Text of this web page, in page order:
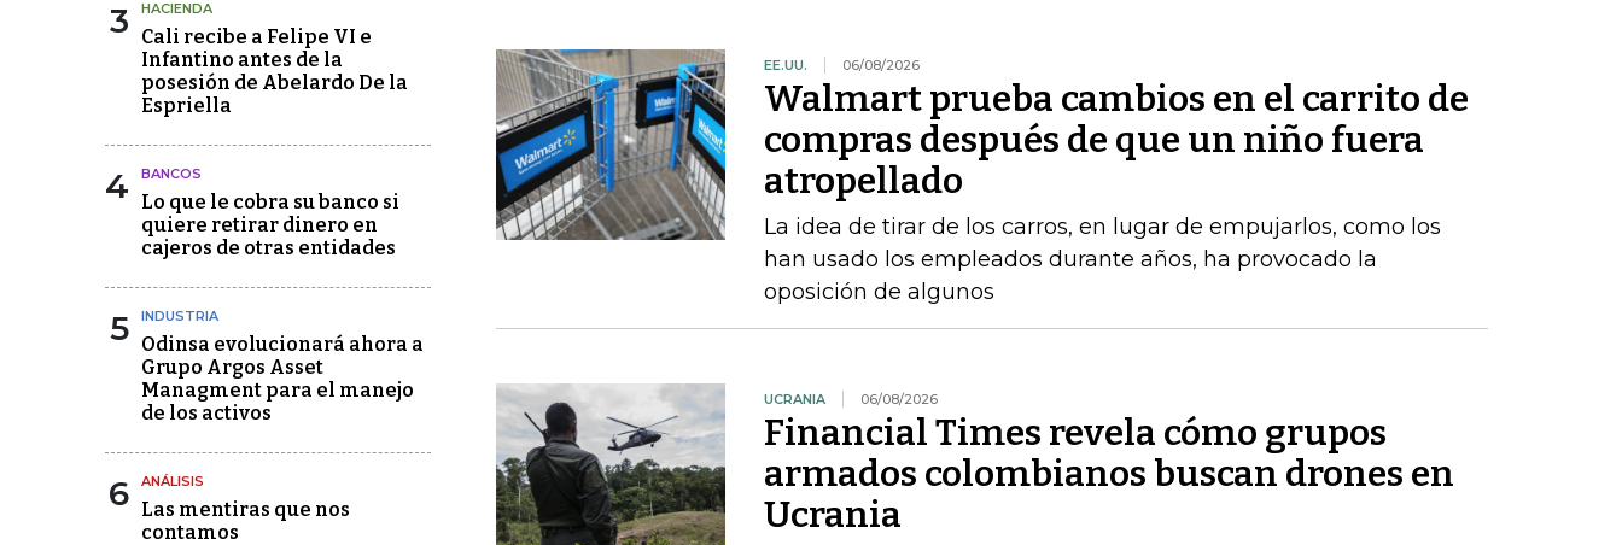
3 HACIENDA
Cali recibe a Felipe VI e
Infantino antes de la
posesión de Abelardo De la
Espriella
4 BANCOS
Lo que le cobra su banco si
quiere retirar dinero en
cajeros de otras entidades
5 INDUSTRIA
Odinsa evolucionará ahora a
Grupo Argos Asset
Managment para el manejo
de los activos
6 ANÁLISIS
Las mentiras que nos
contamos
EE.UU. 06/08/2026
Walmart prueba cambios en el carrito de
compras después de que un niño fuera
atropellado
La idea de tirar de los carros, en lugar de empujarlos, como los
han usado los empleados durante años, ha provocado la
oposición de algunos
UCRANIA 06/08/2026
Financial Times revela cómo grupos
armados colombianos buscan drones en
Ucrania